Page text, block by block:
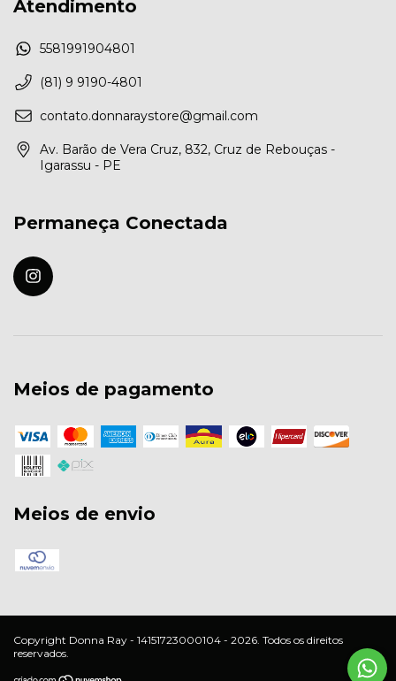
Atendimento
5581991904801
(81) 9 9190-4801
contato.donnaraystore@gmail.com
Av. Barão de Vera Cruz, 832, Cruz de Rebouças -
Igarassu - PE
Permaneça Conectada
Meios de pagamento
Meios de envio
Copyright Donna Ray - 14151723000104 - 2026. Todos os direitos
reservados.